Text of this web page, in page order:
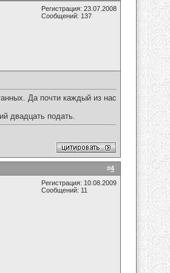
Регистрация: 23.07.2008
Сообщений: 137
Да почти каждый из нас
двадцать подать.
#4
Регистрация: 10.08.2009
Сообщений: 11